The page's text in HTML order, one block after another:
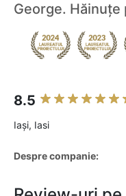
George. Hăinuțe
8.5
Iaşi, Iasi
Despre companie: